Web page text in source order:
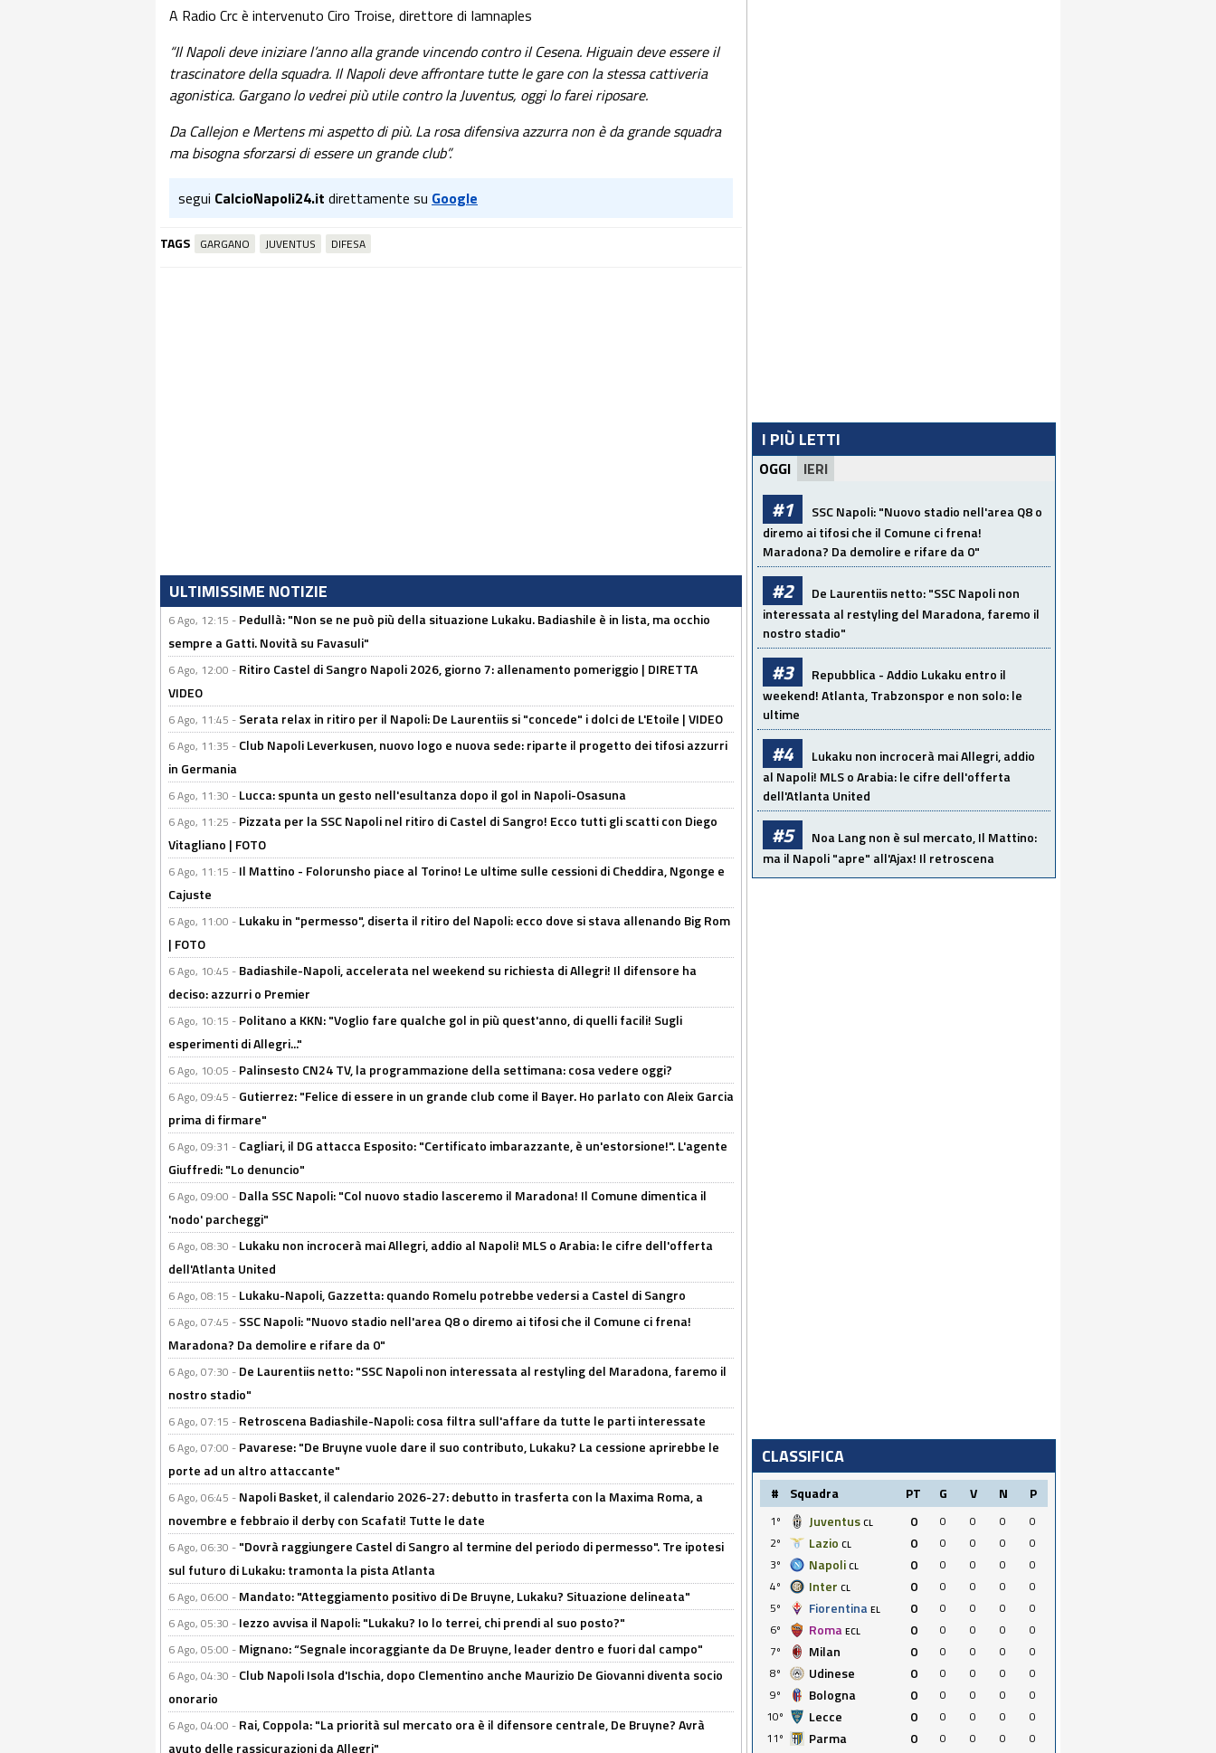
A Radio Crc è intervenuto Ciro Troise, direttore di Iamnaples
“Il Napoli deve iniziare l’anno alla grande vincendo contro il Cesena. Higuain deve essere il
trascinatore della squadra. Il Napoli deve affrontare tutte le gare con la stessa cattiveria
agonistica. Gargano lo vedrei più utile contro la Juventus, oggi lo farei riposare.
Da Callejon e Mertens mi aspetto di più. La rosa difensiva azzurra non è da grande squadra
ma bisogna sforzarsi di essere un grande club”.
segui CalcioNapoli24.it direttamente su Google
TAGS GARGANO JUVENTUS DIFESA
ULTIMISSIME NOTIZIE
6 Ago, 12:15 - Pedullà: "Non se ne può più della situazione Lukaku. Badiashile è in lista, ma occhio
sempre a Gatti. Novità su Favasuli"
6 Ago, 12:00 - Ritiro Castel di Sangro Napoli 2026, giorno 7: allenamento pomeriggio | DIRETTA
VIDEO
6 Ago, 11:45 - Serata relax in ritiro per il Napoli: De Laurentiis si "concede" i dolci de L'Etoile | VIDEO
6 Ago, 11:35 - Club Napoli Leverkusen, nuovo logo e nuova sede: riparte il progetto dei tifosi azzurri
in Germania
6 Ago, 11:30 - Lucca: spunta un gesto nell'esultanza dopo il gol in Napoli-Osasuna
6 Ago, 11:25 - Pizzata per la SSC Napoli nel ritiro di Castel di Sangro! Ecco tutti gli scatti con Diego
Vitagliano | FOTO
6 Ago, 11:15 - Il Mattino - Folorunsho piace al Torino! Le ultime sulle cessioni di Cheddira, Ngonge e
Cajuste
6 Ago, 11:00 - Lukaku in "permesso", diserta il ritiro del Napoli: ecco dove si stava allenando Big Rom
| FOTO
6 Ago, 10:45 - Badiashile-Napoli, accelerata nel weekend su richiesta di Allegri! Il difensore ha
deciso: azzurri o Premier
6 Ago, 10:15 - Politano a KKN: "Voglio fare qualche gol in più quest'anno, di quelli facili! Sugli
esperimenti di Allegri..."
6 Ago, 10:05 - Palinsesto CN24 TV, la programmazione della settimana: cosa vedere oggi?
6 Ago, 09:45 - Gutierrez: "Felice di essere in un grande club come il Bayer. Ho parlato con Aleix Garcia
prima di firmare"
6 Ago, 09:31 - Cagliari, il DG attacca Esposito: "Certificato imbarazzante, è un'estorsione!". L'agente
Giuffredi: "Lo denuncio"
6 Ago, 09:00 - Dalla SSC Napoli: "Col nuovo stadio lasceremo il Maradona! Il Comune dimentica il
'nodo' parcheggi"
6 Ago, 08:30 - Lukaku non incrocerà mai Allegri, addio al Napoli! MLS o Arabia: le cifre dell'offerta
dell'Atlanta United
6 Ago, 08:15 - Lukaku-Napoli, Gazzetta: quando Romelu potrebbe vedersi a Castel di Sangro
6 Ago, 07:45 - SSC Napoli: "Nuovo stadio nell'area Q8 o diremo ai tifosi che il Comune ci frena!
Maradona? Da demolire e rifare da 0"
6 Ago, 07:30 - De Laurentiis netto: "SSC Napoli non interessata al restyling del Maradona, faremo il
nostro stadio"
6 Ago, 07:15 - Retroscena Badiashile-Napoli: cosa filtra sull'affare da tutte le parti interessate
6 Ago, 07:00 - Pavarese: "De Bruyne vuole dare il suo contributo, Lukaku? La cessione aprirebbe le
porte ad un altro attaccante"
6 Ago, 06:45 - Napoli Basket, il calendario 2026-27: debutto in trasferta con la Maxima Roma, a
novembre e febbraio il derby con Scafati! Tutte le date
6 Ago, 06:30 - "Dovrà raggiungere Castel di Sangro al termine del periodo di permesso". Tre ipotesi
sul futuro di Lukaku: tramonta la pista Atlanta
6 Ago, 06:00 - Mandato: "Atteggiamento positivo di De Bruyne, Lukaku? Situazione delineata"
6 Ago, 05:30 - Iezzo avvisa il Napoli: "Lukaku? Io lo terrei, chi prendi al suo posto?"
6 Ago, 05:00 - Mignano: “Segnale incoraggiante da De Bruyne, leader dentro e fuori dal campo"
6 Ago, 04:30 - Club Napoli Isola d'Ischia, dopo Clementino anche Maurizio De Giovanni diventa socio
onorario
6 Ago, 04:00 - Rai, Coppola: "La priorità sul mercato ora è il difensore centrale, De Bruyne? Avrà
avuto delle rassicurazioni da Allegri"
I PIÙ LETTI
OGGI IERI
#1
SSC Napoli: "Nuovo stadio nell'area Q8 o
diremo ai tifosi che il Comune ci frena!
Maradona? Da demolire e rifare da 0"
#2
De Laurentiis netto: "SSC Napoli non
interessata al restyling del Maradona, faremo il
nostro stadio"
#3
Repubblica - Addio Lukaku entro il
weekend! Atlanta, Trabzonspor e non solo: le
ultime
#4
Lukaku non incrocerà mai Allegri, addio
al Napoli! MLS o Arabia: le cifre dell'offerta
dell'Atlanta United
#5
Noa Lang non è sul mercato, Il Mattino:
ma il Napoli "apre" all'Ajax! Il retroscena
CLASSIFICA
# Squadra PT G V N P
1º Juventus CL 0 0 0 0
0
2º
Lazio CL 0 0 0 0
0
3º
Napoli CL 0 0 0 0
0
4º
Inter CL 0 0 0 0
0
5º
Fiorentina EL 0 0 0 0
0
6º
Roma ECL 0 0 0 0
0
7º
Milan 0 0 0 0
0
8º
Udinese 0 0 0 0
0
9º
Bologna 0 0 0 0
0
10º
Lecce 0 0 0 0
0
11º
Parma 0 0 0 0
0